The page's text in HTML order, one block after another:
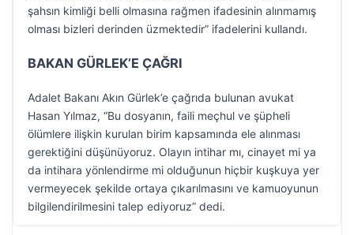
şahsın kimliği belli olmasına rağmen ifadesinin alınmamış
olması bizleri derinden üzmektedir” ifadelerini kullandı.
BAKAN GÜRLEK’E ÇAĞRI
Adalet Bakanı Akın Gürlek’e çağrıda bulunan avukat
Hasan Yılmaz, “Bu dosyanın, faili meçhul ve şüpheli
ölümlere ilişkin kurulan birim kapsamında ele alınması
gerektiğini düşünüyoruz. Olayın intihar mı, cinayet mi ya
da intihara yönlendirme mi olduğunun hiçbir kuşkuya yer
vermeyecek şekilde ortaya çıkarılmasını ve kamuoyunun
bilgilendirilmesini talep ediyoruz” dedi.